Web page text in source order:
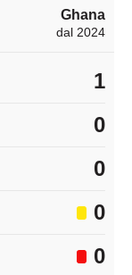
Ghana
dal 2024
1
0
0
0
0